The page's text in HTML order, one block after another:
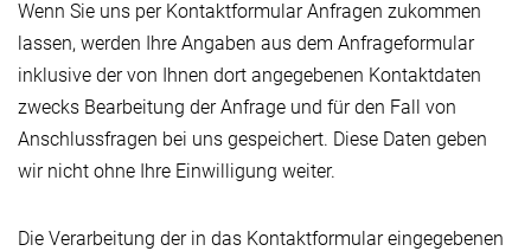
Wenn Sie uns per Kontaktformular Anfragen zukommen
lassen, werden Ihre Angaben aus dem Anfrageformular
inklusive der von Ihnen dort angegebenen Kontaktdaten
zwecks Bearbeitung der Anfrage und für den Fall von
Anschlussfragen bei uns gespeichert. Diese Daten geben
wir nicht ohne Ihre Einwilligung weiter.
Die Verarbeitung der in das Kontaktformular eingegebenen